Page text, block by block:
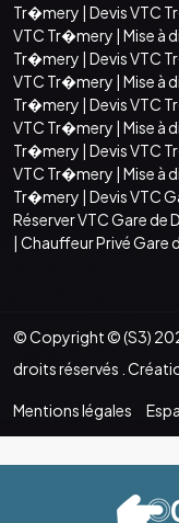
Tr�mery | Devis VTC
VTC Tr�mery | Mise à
Tr�mery | Devis VTC
VTC Tr�mery | Mise à
Tr�mery | Devis VTC
VTC Tr�mery | Mise à
Tr�mery | Devis VTC
VTC Tr�mery | Mise à
Tr�mery | Devis VTC
Réserver VTC Gare de
| Chauffeur Privé Gare
© Copyright © (S3)
droits réservés .
Mentions légales